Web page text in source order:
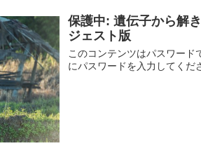
保護中: 遺伝子から解
ジェスト版
このコンテンツはパスワード
にパスワードを入力してくだ